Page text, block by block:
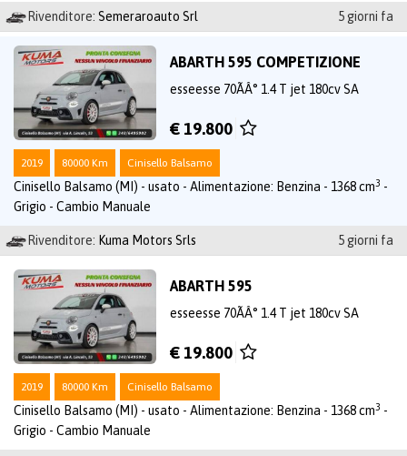
Rivenditore: Semeraroauto Srl 5 giorni fa
ABARTH 595 COMPETIZIONE
esseesse 70ÃÂ° 1.4 T jet 180cv SA
€ 19.800
2019 80000 Km Cinisello Balsamo
Cinisello Balsamo (MI) - usato - Alimentazione: Benzina - 1368 cm3 -
Grigio - Cambio Manuale
Rivenditore: Kuma Motors Srls 5 giorni fa
ABARTH 595
esseesse 70ÃÂ° 1.4 T jet 180cv SA
€ 19.800
2019 80000 Km Cinisello Balsamo
Cinisello Balsamo (MI) - usato - Alimentazione: Benzina - 1368 cm3 -
Grigio - Cambio Manuale